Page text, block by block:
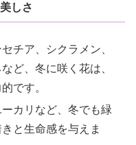
しさ
チア、シクラメン、
ど、冬に咲く花は、
です。
ーカリなど、冬でも緑
と生命感を与えま